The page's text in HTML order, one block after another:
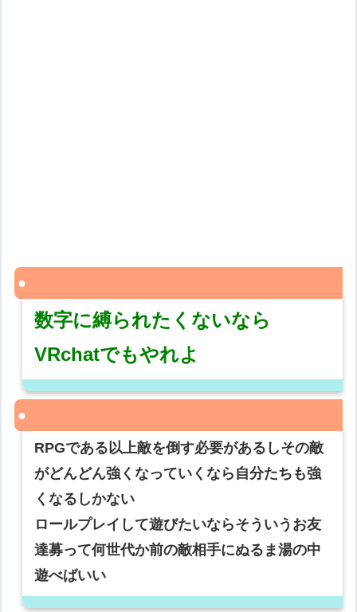
数字に縛られたくないなら
VRchatでもやれよ
RPGである以上敵を倒す必要があるしその敵
がどんどん強くなっていくなら自分たちも強
くなるしかない
ロールプレイして遊びたいならそういうお友
達募って何世代か前の敵相手にぬるま湯の中
遊べばいい